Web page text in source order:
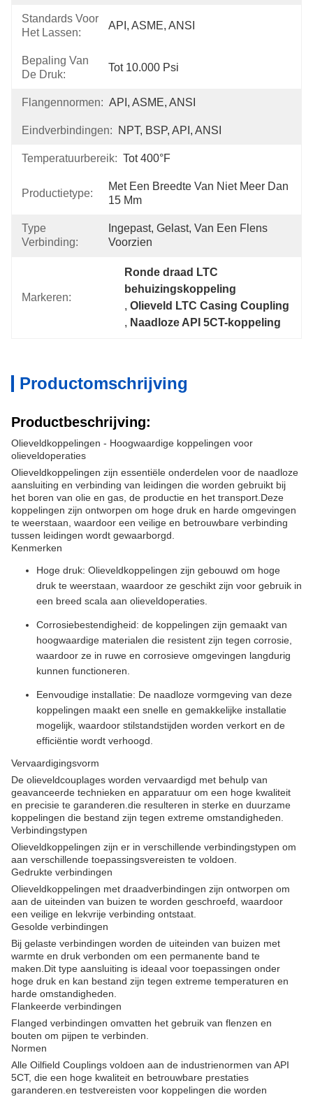
Standards Voor
Het Lassen:
API, ASME, ANSI
Bepaling Van
De Druk:
Tot 10.000 Psi
Flangennormen: API, ASME, ANSI
Eindverbindingen: NPT, BSP, API, ANSI
Temperatuurbereik: Tot 400°F
Productietype:
Met Een Breedte Van Niet Meer Dan
15 Mm
Type
Verbinding:
Ingepast, Gelast, Van Een Flens
Voorzien
Markeren:
Ronde draad LTC
behuizingskoppeling
, Olieveld LTC Casing Coupling
, Naadloze API 5CT-koppeling
Productomschrijving
Productbeschrijving:
Olieveldkoppelingen - Hoogwaardige koppelingen voor
olieveldoperaties
Olieveldkoppelingen zijn essentiële onderdelen voor de naadloze
aansluiting en verbinding van leidingen die worden gebruikt bij
het boren van olie en gas, de productie en het transport.Deze
koppelingen zijn ontworpen om hoge druk en harde omgevingen
te weerstaan, waardoor een veilige en betrouwbare verbinding
tussen leidingen wordt gewaarborgd.
Kenmerken
Hoge druk: Olieveldkoppelingen zijn gebouwd om hoge
druk te weerstaan, waardoor ze geschikt zijn voor gebruik in
een breed scala aan olieveldoperaties.
Corrosiebestendigheid: de koppelingen zijn gemaakt van
hoogwaardige materialen die resistent zijn tegen corrosie,
waardoor ze in ruwe en corrosieve omgevingen langdurig
kunnen functioneren.
Eenvoudige installatie: De naadloze vormgeving van deze
koppelingen maakt een snelle en gemakkelijke installatie
mogelijk, waardoor stilstandstijden worden verkort en de
efficiëntie wordt verhoogd.
Vervaardigingsvorm
De olieveldcouplages worden vervaardigd met behulp van
geavanceerde technieken en apparatuur om een hoge kwaliteit
en precisie te garanderen.die resulteren in sterke en duurzame
koppelingen die bestand zijn tegen extreme omstandigheden.
Verbindingstypen
Olieveldkoppelingen zijn er in verschillende verbindingstypen om
aan verschillende toepassingsvereisten te voldoen.
Gedrukte verbindingen
Olieveldkoppelingen met draadverbindingen zijn ontworpen om
aan de uiteinden van buizen te worden geschroefd, waardoor
een veilige en lekvrije verbinding ontstaat.
Gesolde verbindingen
Bij gelaste verbindingen worden de uiteinden van buizen met
warmte en druk verbonden om een permanente band te
maken.Dit type aansluiting is ideaal voor toepassingen onder
hoge druk en kan bestand zijn tegen extreme temperaturen en
harde omstandigheden.
Flankeerde verbindingen
Flanged verbindingen omvatten het gebruik van flenzen en
bouten om pijpen te verbinden.
Normen
Alle Oilfield Couplings voldoen aan de industrienormen van API
5CT, die een hoge kwaliteit en betrouwbare prestaties
garanderen.en testvereisten voor koppelingen die worden